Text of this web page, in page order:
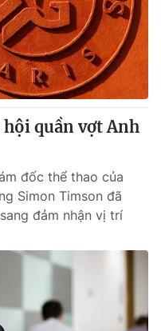
Việt Nam
tử số 483/GP-BTTTT
355 932
897
quần vợt Anh
đốc thể thao của
Simon Timson đã
đảm nhận vị trí